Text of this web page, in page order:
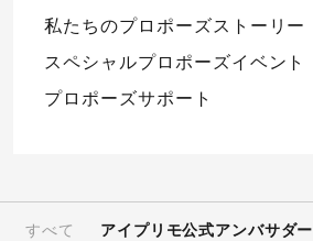
私たちのプロポーズストーリー
スペシャルプロポーズイベント
プロポーズサポート
すべて アイプリモ公式アンバサダー